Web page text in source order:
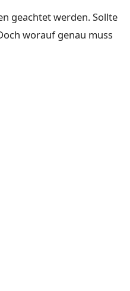
geachtet werden. Sollte
worauf genau muss